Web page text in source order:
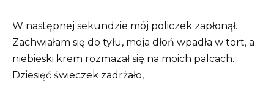
W następnej sekundzie mój policzek zapłonął.
Zachwiałam się do tyłu, moja dłoń wpadła w tort, a
niebieski krem rozmazał się na moich palcach.
Dziesięć świeczek zadrżało,